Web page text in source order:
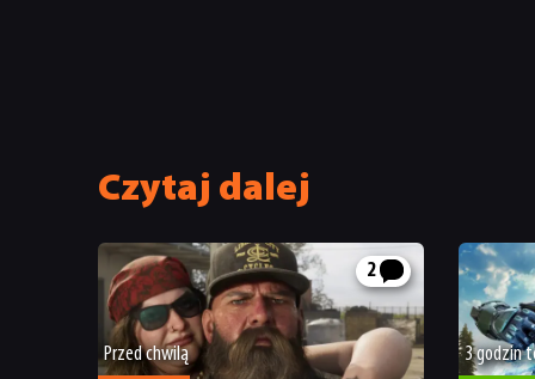
Czytaj dalej
2
Przed chwilą 3 godzin